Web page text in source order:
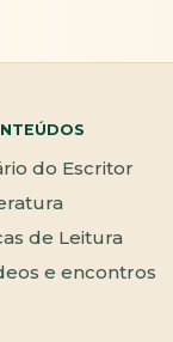
do Escritor
de Leitura
e encontros